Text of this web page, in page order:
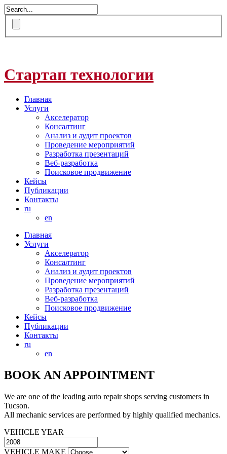
Стартап технологии
Главная
Услуги
Акселератор
Консалтинг
Анализ и аудит проектов
Проведение мероприятий
Разработка презентаций
Веб-разработка
Поисковое продвижение
Кейсы
Публикации
Контакты
ru
en
Главная
Услуги
Акселератор
Консалтинг
Анализ и аудит проектов
Проведение мероприятий
Разработка презентаций
Веб-разработка
Поисковое продвижение
Кейсы
Публикации
Контакты
ru
en
BOOK AN APPOINTMENT
We are one of the leading auto repair shops serving customers in
Tucson.
All mechanic services are performed by highly qualified mechanics.
VEHICLE YEAR
VEHICLE MAKE